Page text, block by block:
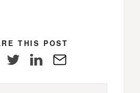
THIS POST
FacebookTwitter LinkedIn